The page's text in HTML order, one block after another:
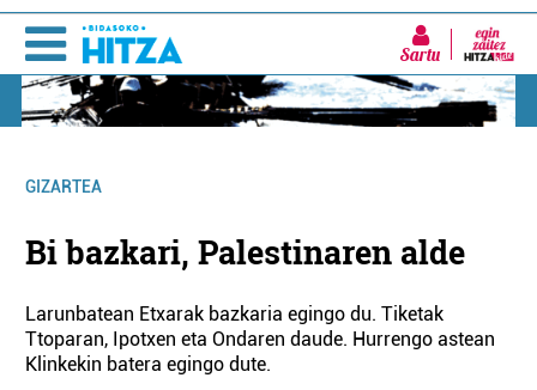
Sartu
GIZARTEA
Bi bazkari, Palestinaren alde
Larunbatean Etxarak bazkaria egingo du. Tiketak
Ttoparan, Ipotxen eta Ondaren daude. Hurrengo astean
Klinkekin batera egingo dute.